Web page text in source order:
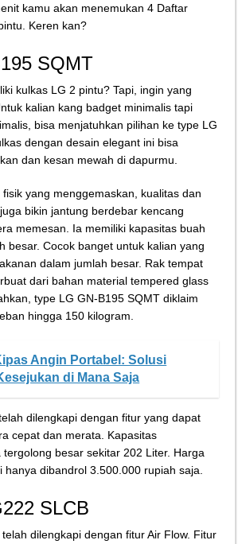
kamu akan menemukan 4 Daftar
Keren kan?
SQMT
kulkas LG 2 pintu? Tapi, ingin yang
kalian kang badget minimalis tapi
bisa menjatuhkan pilihan ke type LG
dengan desain elegant ini bisa
dan kesan mewah di dapurmu.
yang menggemaskan, kualitas dan
bikin jantung berdebar kencang
memesan. Ia memiliki kapasitas buah
besar. Cocok banget untuk kalian yang
dalam jumlah besar. Rak tempat
dari bahan material tempered glass
type LG GN-B195 SQMT diklaim
hingga 150 kilogram.
Angin Portabel: Solusi
di Mana Saja
dilengkapi dengan fitur yang dapat
cepat dan merata. Kapasitas
besar sekitar 202 Liter. Harga
hanya dibandrol 3.500.000 rupiah saja.
SLCB
dilengkapi dengan fitur Air Flow. Fitur